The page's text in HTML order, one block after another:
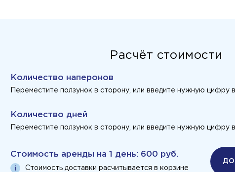
Расчёт стоимости
Количество наперонов
Переместите ползунок в сторону, или введите нужную цифру
Количество дней
Переместите ползунок в сторону, или введите нужную цифру
Стоимость аренды на 1 день: 600 руб.
Стоимость доставки расчитывается в корзине